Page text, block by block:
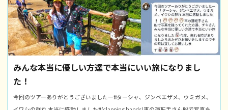
みんな本当に優しい方達で本当にいい旅になりまし
た！
今回のツアーありがとうございましたー❗️❗️ターシャ、ジンベエザメ、ウミガメ、